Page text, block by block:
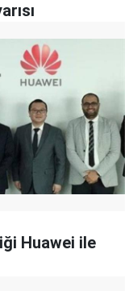
Huawei ile